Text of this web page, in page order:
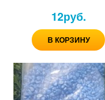
12руб.
В КОРЗИНУ